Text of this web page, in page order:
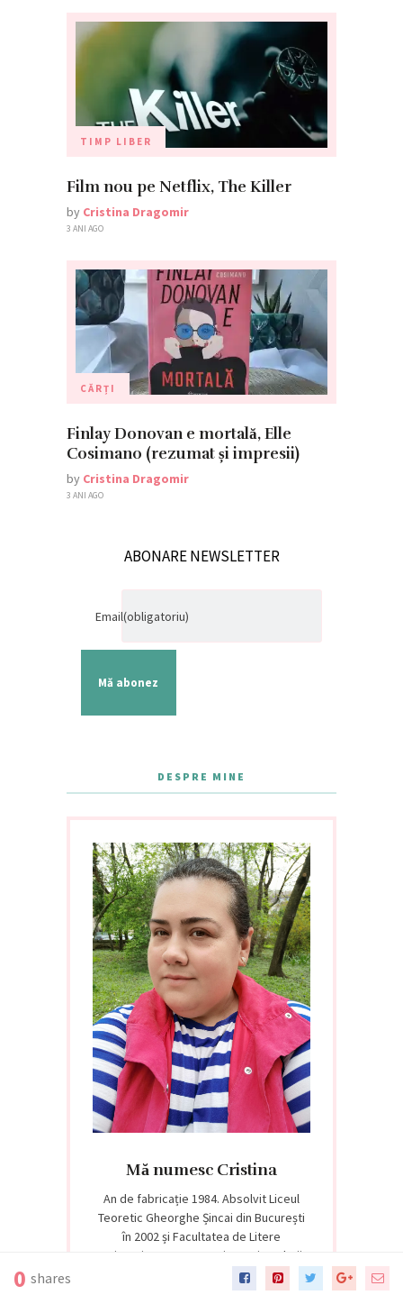
TIMP LIBER
Film nou pe Netflix, The Killer
by Cristina Dragomir
3 ANI AGO
CĂRȚI
Finlay Donovan e mortală, Elle
Cosimano (rezumat și impresii)
by Cristina Dragomir
3 ANI AGO
ABONARE NEWSLETTER
Email(obligatoriu)
Mă abonez
DESPRE MINE
Mă numesc Cristina
An de fabricație 1984. Absolvit Liceul
Teoretic Gheorghe Șincai din București
în 2002 și Facultatea de Litere
Universitatea București, Secția Relații
Internaționale. Studii Europene în 2006.
Sunt în zodia Gemeni, îmi place să citesc
0 shares